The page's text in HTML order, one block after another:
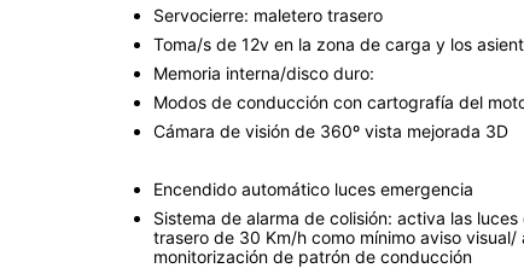
Servocierre: maletero trasero
Toma/s de 12v en la zona de carga y los
Memoria interna/disco duro:
Modos de conducción con cartografía del
Cámara de visión de 360º vista mejorada 3D
Encendido automático luces emergencia
Sistema de alarma de colisión: activa las
trasero de 30 Km/h como mínimo aviso
monitorización de patrón de conducción